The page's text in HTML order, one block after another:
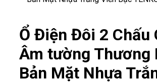
Ổ Điện Đôi 2 Chấu
Âm tường Thương
Bản Mặt Nhựa